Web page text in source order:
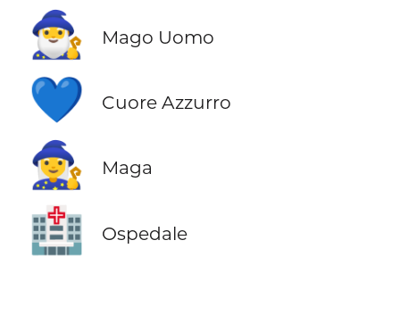
🧙‍♂️ Mago Uomo
💙 Cuore Azzurro
🧙‍♀️ Maga
🏥 Ospedale